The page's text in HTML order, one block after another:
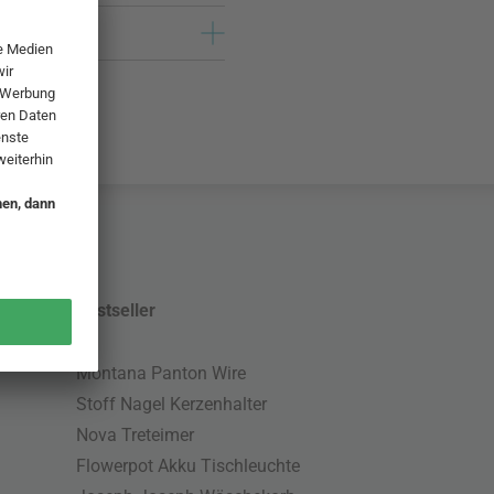
Bestseller
Montana Panton Wire
Stoff Nagel Kerzenhalter
Nova Treteimer
Flowerpot Akku Tischleuchte